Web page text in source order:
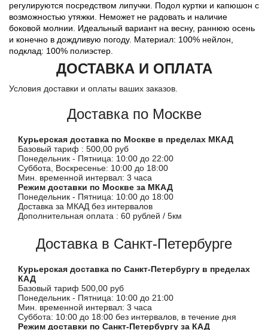
регулируются посредством липучки. Подол куртки и капюшон с
возможностью утяжки. Неможет не радовать и наличие
боковой молнии. Идеальный вариант на весну, раннюю осень
и конечно в дождливую погоду. Материал: 100% нейлон,
подклад: 100% полиэстер.
ДОСТАВКА И ОПЛАТА
Условия доставки и оплаты ваших заказов.
Доставка по Москве
Курьерская доставка по Москве в пределах МКАД
Базовый тариф : 500,00 руб
Понедельник - Пятница: 10:00 до 22:00
Суббота, Воскресенье: 10:00 до 18:00
Мин. временной интервал: 3 часа
Режим доставки по Москве за МКАД
Понедельник - Пятница: 10:00 до 18:00
Доставка за МКАД без интервалов
Дополнительная оплата : 60 рублей / 5км
Доставка в Санкт-Петербурге
Курьерская доставка по Санкт-Петербургу в пределах
КАД
Базовый тариф 500,00 руб
Понедельник - Пятница: 10:00 до 21:00
Мин. временной интервал: 3 часа
Суббота: 10:00 до 18:00 без интервалов, в течение дня
Режим доставки по Санкт-Петербургу за КАД